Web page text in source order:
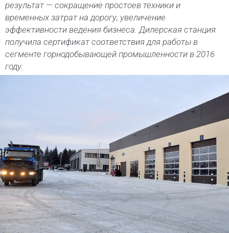
результат — сокращение простоев техники и
временных затрат на дорогу, увеличение
эффективности ведения бизнеса. Дилерская станция
получила сертификат соответствия для работы в
сегменте горнодобывающей промышленности в 2016
году.